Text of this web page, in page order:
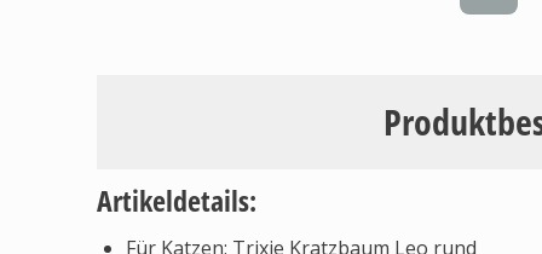
Artikeldetails:
Für Katzen: Trixie Kratzbaum Leo rund